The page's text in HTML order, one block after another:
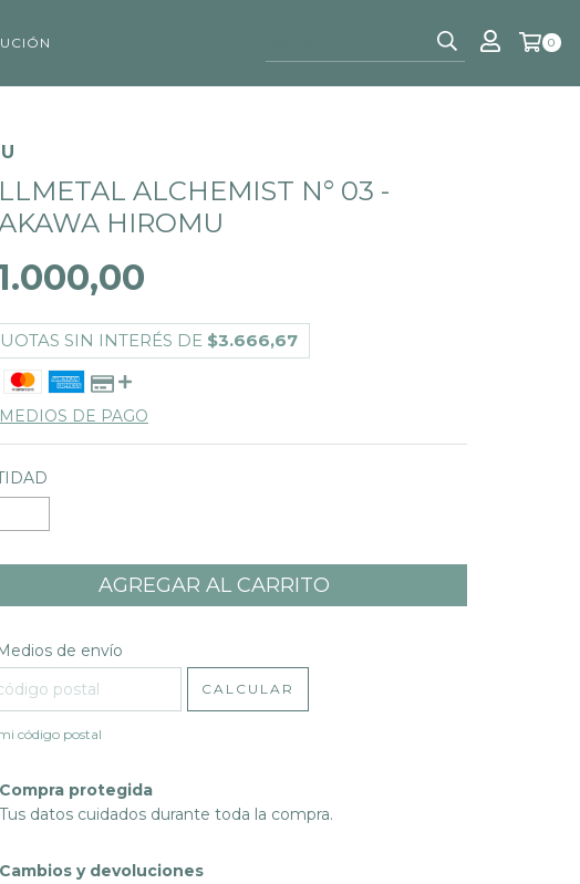
0
ALCHEMIST N° 03 -
HIROMU
SIN INTERÉS DE $3.666,67
DE PAGO
para el CP:
Medios de envío
CALCULAR
código postal
Compra protegida
Tus datos cuidados durante toda la compra.
Cambios y devoluciones